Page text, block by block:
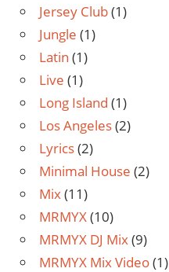
Jersey Club(1)
Jungle (1)
Latin (1)
Live (1)
Long Island (1)
Los Angeles(2)
Lyrics(2)
Minimal House (2)
Mix(11)
MRMYX(10)
MRMYX DJ Mix(9)
MRMYX Mix Video(1)